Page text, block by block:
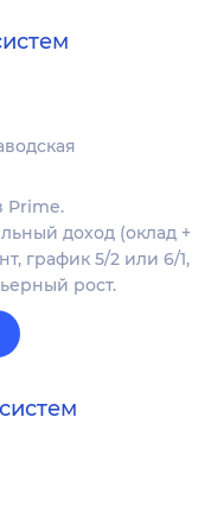
Prime.
доход (оклад +
график 5/2 или 6/1,
рост.